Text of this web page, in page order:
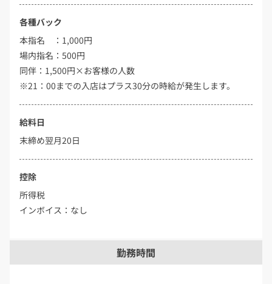
各種バック
本指名 ：1,000円
場内指名：500円
同伴：1,500円×お客様の人数
※21：00までの入店はプラス30分の時給が発生します。
給料日
末締め翌月20日
控除
所得税
インボイス：なし
勤務時間